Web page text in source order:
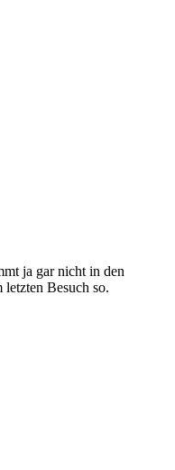
ja gar nicht in den
letzten Besuch so.